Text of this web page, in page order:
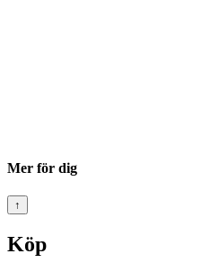
Mer för dig
↑
Köp